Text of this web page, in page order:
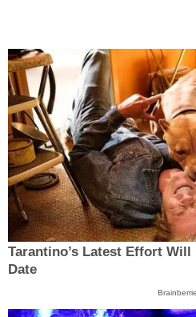
Tarantino’s Latest Effort
Date